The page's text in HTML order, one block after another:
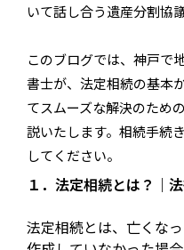
いて話し合う遺産分割協議
このブログでは、神戸で
書士が、法定相続の基本
てスムーズな解決のため
説いたします。相続手続
してください。
１．法定相続とは？｜
法定相続とは、亡くな